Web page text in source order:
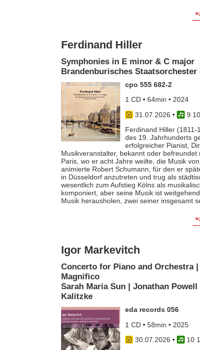
Ferdinand Hiller
Symphonies in E minor & C major
Brandenburisches
cpo 555 682-2
1 CD • 64min • 2024
31.07.2026 •
9
Ferdinand Hiller (1811-
des 19. Jahrhunderts
erfolgreicher Pianist,
Musikveranstalter, bekannt oder
Paris, wo er acht Jahre weilte, die Musik
animierte Robert Schumann, für den er
in Düsseldorf anzutreten und trug als
wesentlich zum Aufstieg Kölns als
komponiert, aber seine Musik ist
Musik herausholen, zwei seiner insgesamt
Igor Markevitch
Concerto for Piano and Orchestra
Magnifico
Sarah Maria Sun | Jonathan
Kalitzke
eda records 056
1 CD • 58min • 2025
30.07.2026 •
10